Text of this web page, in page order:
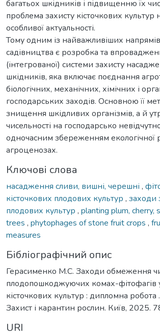
багатьох шкідників і підвищенню їх
проблема захисту кісточкових культур
особливої актуальності.
Тому одним із найважливіших напрямів
садівництва є розробка та
(інтегрованої) системи захисту
шкідників, яка включає поєднання
біологічних, механічних, хімічних і
господарських заходів. Основною її
знищення шкідливих організмів, а й
чисельності на господарсько
одночасним збереженням екологічної
агроценозах.
Ключові слова
насадження сливи, вишні, черешні ,
кісточкових плодових культур , заходи
плодових культур , planting plum, cherry,
trees , phytophages of stone fruit crops ,
measures
Бібліографічний опис
Герасименко М.С. Заходи обмеження
плодопошкоджуючих комах-фітофагів
кісточкових культур : дипломна робота
Захист і карантин рослин. Київ, 2025.
URI